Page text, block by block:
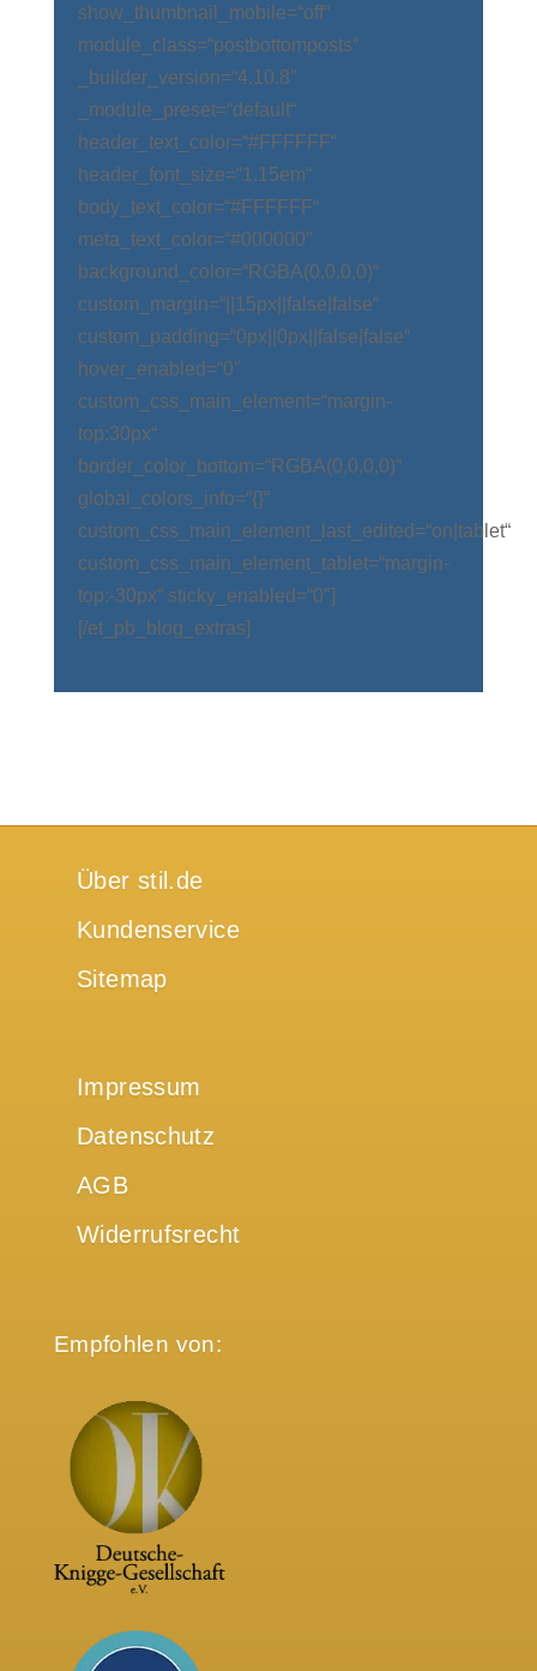
show_thumbnail_mobile=“off“
module_class=“postbottomposts“
_builder_version=“4.10.8″
_module_preset=“default“
header_text_color=“#FFFFFF“
header_font_size=“1.15em“
body_text_color=“#FFFFFF“
meta_text_color=“#000000″
background_color=“RGBA(0,0,0,0)“
custom_margin=“||15px||false|false“
custom_padding=“0px||0px||false|false“
hover_enabled=“0″
custom_css_main_element=“margin-
top:30px“
border_color_bottom=“RGBA(0,0,0,0)“
global_colors_info=“{}“
custom_css_main_element_last_edited=“on|tablet“
custom_css_main_element_tablet=“margin-
top:-30px“ sticky_enabled=“0″]
[/et_pb_blog_extras]
Über stil.de
Kundenservice
Sitemap
Impressum
Datenschutz
AGB
Widerrufsrecht
Empfohlen von: